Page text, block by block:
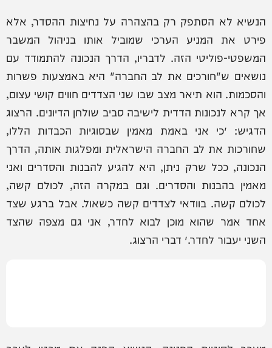
הנשיא לא הסתפק רק בהצהרה על נחיצות ההסדר, אלא
פירט את המניע הערכי שמוביל אותו בניהול המשבר
המשפטי-פוליטי הזה. לדבריו, הדרך הנכונה להתמודד עם
נושאים ש"חורכים את לב החברה" היא באמצעות פשרות
והסכמות. הוא תיאר מצב שבו שני הצדדים חווים קושי עצום,
אך קרא לנכונות הדדית לישיבה סביב שולחן הדיונים. הרצוג
הדגיש: ״כי אני באמת מאמין שבסוגיות הכבדות הללו,
שחורכות את לב החברה הישראלית ומפלגות אותה, הדרך
הנכונה, ככל שרק ניתן, היא להגיע להבנות והסדרים ואני
מאמין בהבנות והסדרים. וגם במקרה הזה, לכולם קשה,
לכולם קשה. בוודאי לצדדים קשה כשאול. אבל ברגע שצד
אחד אמר שהוא מוכן לבוא לחדר, אני גם מצפה שהצד
השני יעבור לחדר.״ דברי הרצוג.